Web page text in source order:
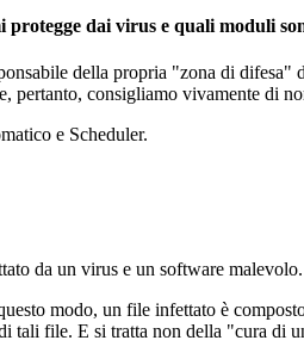
dai virus e quali moduli
della propria "zona di
consigliamo vivamente di
e Scheduler.
da un virus e un software malevolo.
modo, un file infettato è
tali file. E si tratta non della "cura di